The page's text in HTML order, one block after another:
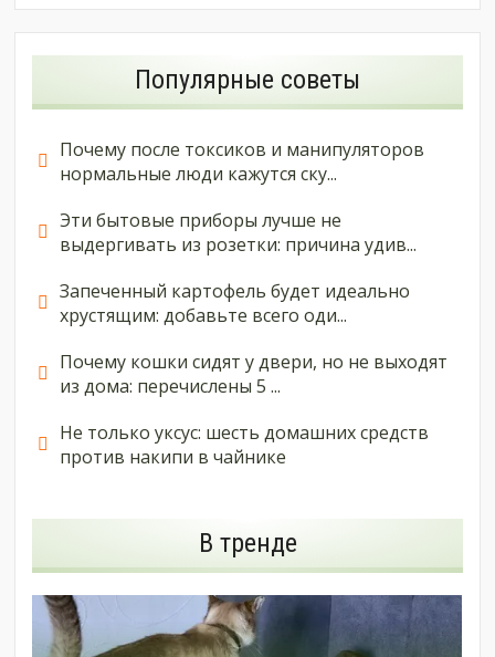
Популярные советы
Почему после токсиков и манипуляторов
нормальные люди кажутся ску...
Эти бытовые приборы лучше не
выдергивать из розетки: причина удив...
Запеченный картофель будет идеально
хрустящим: добавьте всего оди...
Почему кошки сидят у двери, но не выходят
из дома: перечислены 5 ...
Не только уксус: шесть домашних средств
против накипи в чайнике
В тренде